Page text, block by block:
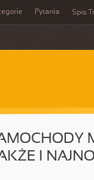
Pytania Spis
I